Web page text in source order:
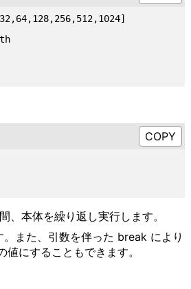
、本体を繰り返し実行します。
また、引数を伴った break により
にすることもできます。